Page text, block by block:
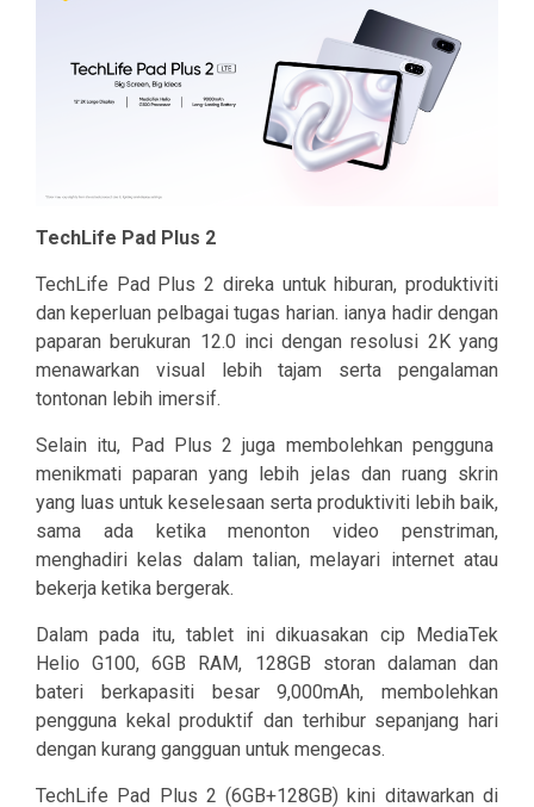
TechLife Pad Plus 2
TechLife Pad Plus 2 direka untuk hiburan, produktiviti
dan keperluan pelbagai tugas harian. ianya hadir dengan
paparan berukuran 12.0 inci dengan resolusi 2K yang
menawarkan visual lebih tajam serta pengalaman
tontonan lebih imersif.
Selain itu, Pad Plus 2 juga membolehkan pengguna
menikmati paparan yang lebih jelas dan ruang skrin
yang luas untuk keselesaan serta produktiviti lebih baik,
sama ada ketika menonton video penstriman,
menghadiri kelas dalam talian, melayari internet atau
bekerja ketika bergerak.
Dalam pada itu, tablet ini dikuasakan cip MediaTek
Helio G100, 6GB RAM, 128GB storan dalaman dan
bateri berkapasiti besar 9,000mAh, membolehkan
pengguna kekal produktif dan terhibur sepanjang hari
dengan kurang gangguan untuk mengecas.
TechLife Pad Plus 2 (6GB+128GB) kini ditawarkan di